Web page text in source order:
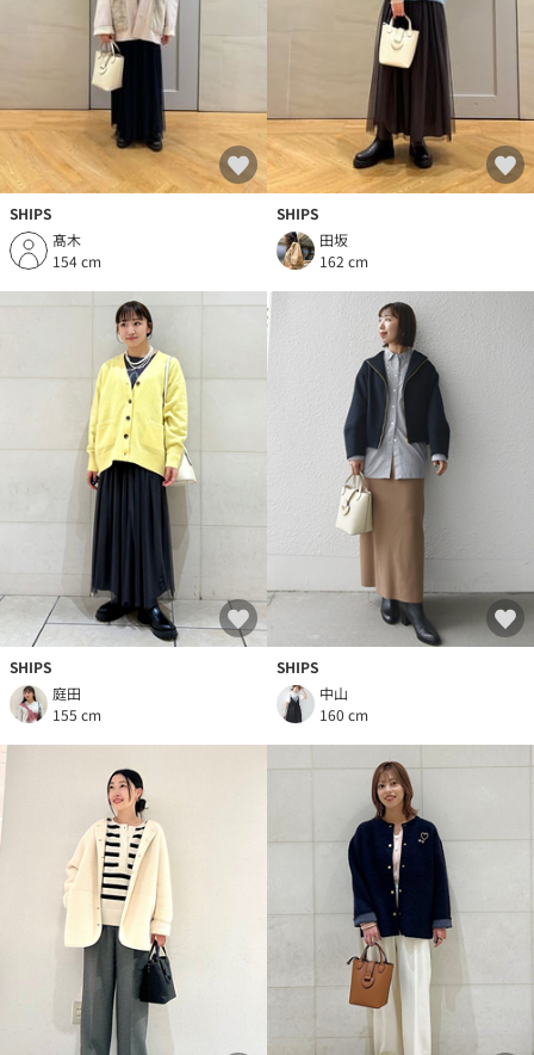
SHIPS
髙木
154 cm
SHIPS
田坂
162 cm
SHIPS
庭田
155 cm
SHIPS
中山
160 cm